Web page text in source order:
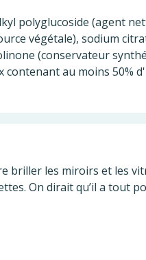
polyglucoside (agent
végétale), sodium
(conservateur
au moins 50%
briller les miroirs et les
On dirait qu’il a tout